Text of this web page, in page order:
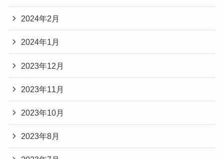
2024年2月
2024年1月
2023年12月
2023年11月
2023年10月
2023年8月